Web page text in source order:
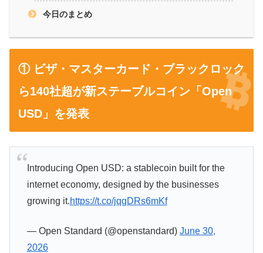
今日のまとめ
① ビザ・マスターカード・ブラックロック
ら140社超が新ステーブルコイン「Open
USD」を発表
Introducing Open USD: a stablecoin built for the
internet economy, designed by the businesses
growing it.https://t.co/jqgDRs6mKf
— Open Standard (@openstandard) June 30,
2026